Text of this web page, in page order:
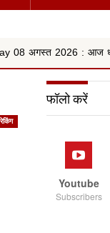
: आज धन लाभ के बड़े योग,
फॉलो करें
Youtube
Subscribers